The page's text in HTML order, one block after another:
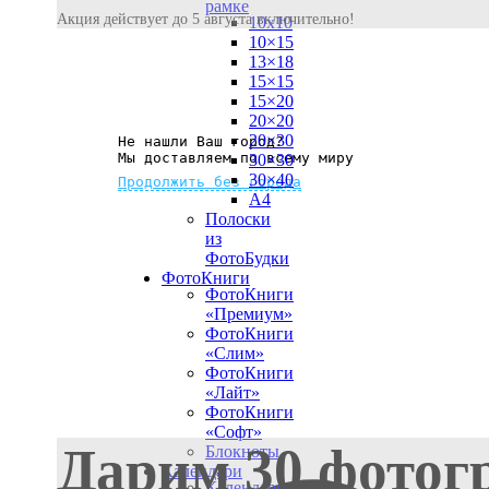
Не нашли Ваш город?
Мы доставляем по всему миру
Продолжить без города
рамке
10х10
10×15
13×18
15×15
15×20
20×20
20×30
30×30
30×40
A4
Полоски
из
ФотоБудки
ФотоКниги
ФотоКниги
«Премиум»
ФотоКниги
«Слим»
ФотоКниги
«Лайт»
ФотоКниги
«Софт»
Блокноты
Календари
Акция действует до 5 августа включительно!
Дарим 30